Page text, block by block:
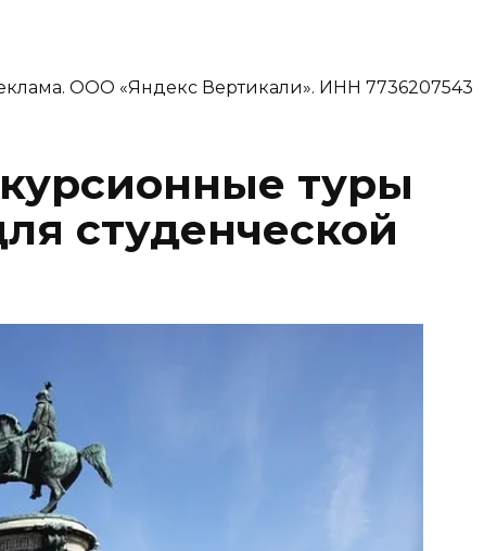
ООО «Яндекс Вертикали». ИНН 7736207543
туры
студенческой